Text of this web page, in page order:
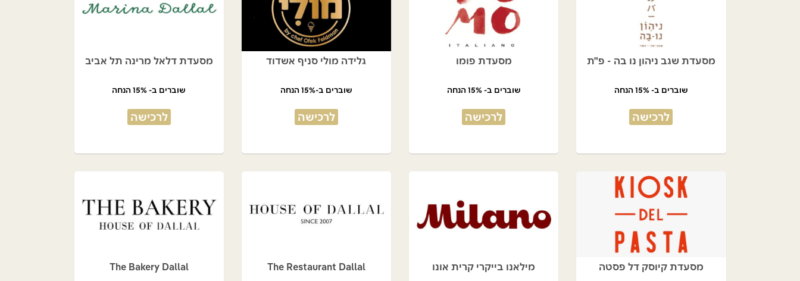
מסעדת שגב ניהון נו בה - פ"ת
שוברים ב- 15% הנחה
לרכישה
מסעדת פומו
שוברים ב- 15% הנחה
לרכישה
גלידה מולי סניף אשדוד
שוברים ב-15% הנחה
לרכישה
מסעדת דלאל מרינה תל אביב
שוברים ב- 15% הנחה
לרכישה
מסעדת קיוסק דל פסטה מילאנו בייקרי קרית אונו The Restaurant Dallal
The Bakery Dallal